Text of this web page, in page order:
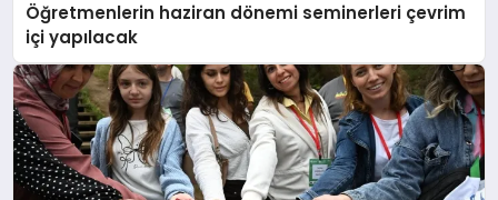
Öğretmenlerin haziran dönemi seminerleri çevrim
içi yapılacak